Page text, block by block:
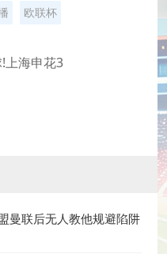
欧联杯
上海申花3
曼联后无人教他规避陷阱